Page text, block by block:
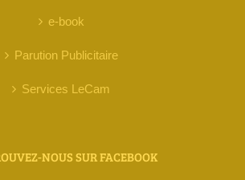
e-book
Parution Publicitaire
Services LeCam
NOUS SUR FACEBOOK